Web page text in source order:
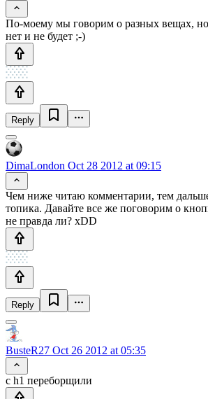
По-моему мы говорим о разных вещах, но
нет и не будет ;-)
Reply
DimaLondon Oct 28 2012 at 09:15
Чем ниже читаю комментарии, тем
топика. Давайте все же поговорим о
не правда ли? xDD
Reply
BusteR27 Oct 26 2012 at 05:35
с h1 переборщили